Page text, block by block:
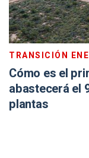
TRANSICIÓN
Cómo es el
abastecerá el
plantas